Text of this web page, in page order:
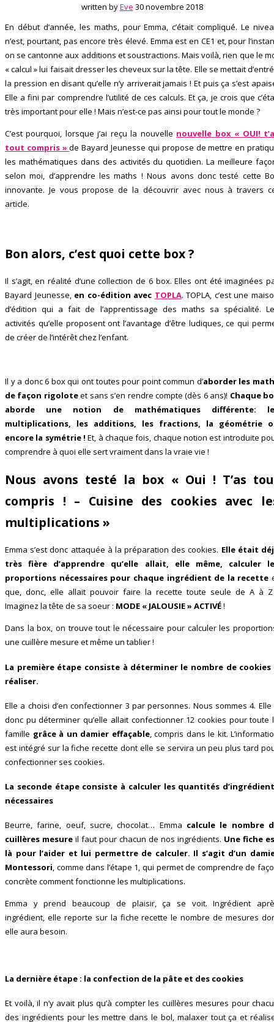
written byEve 30 novembre 2018
En début d’année, les maths, pour Emma, c’était compliqué. Le
n’est, pourtant, pas encore très élevé. Emma est en CE1 et, pour
on se cantonne aux additions et soustractions. Mais voilà, rien que le
« calcul » lui faisait dresser les cheveux sur la tête. Elle se mettait
la pression en disant qu’elle n’y arriverait jamais ! Et puis ça s’est
Elle a fini par comprendre l’utilité de ces calculs. Et ça, je crois que
très important pour elle ! Mais n’est-ce pas ainsi pour tout le monde ?
C’est pourquoi, lorsque j’ai reçu la nouvelle nouvelle box « OUI!
tout compris »de Bayard Jeunesse qui propose de mettre en
les mathématiques dans des activités du quotidien. La meilleure
selon moi, d’apprendre les maths ! Nous avons donc testé cette
innovante. Je vous propose de la découvrir avec nous à travers
article.
Bon alors, c’est quoi cette box ?
Il s’agit, en réalité d’une collection de 6 box. Elles ont été imaginées
Bayard Jeunesse, en co-édition avec TOPLA. TOPLA, c’est une
d’édition qui a fait de l’apprentissage des maths sa spécialité.
activités qu’elle proposent ont l’avantage d’être ludiques, ce qui
de créer de l’intérêt chez l’enfant.
Il y a donc 6 box qui ont toutes pour point commun d’aborder les
de façon rigoloteet sans s’en rendre compte (dès 6 ans)! Chaque
aborde une notion de mathématiques différente:
multiplications, les additions, les fractions, la géométrie
encore la symétrie ! Et, à chaque fois, chaque notion est introduite
comprendre à quoi elle sert vraiment dans la vraie vie !
Nous avons testé la box « Oui ! T’as
compris ! – Cuisine des cookies avec
multiplications »
Emma s’est donc attaquée à la préparation des cookies. Elle était
très fière d’apprendre qu’elle allait, elle même, calculer
proportions nécessaires pour chaque ingrédient de la recette
que, donc, elle allait pouvoir faire la recette toute seule de A à
Imaginez la tête de sa soeur : MODE « JALOUSIE » ACTIVÉ!
Dans la box, on trouve tout le nécessaire pour calculer les
une cuillère mesure et même un tablier !
La première étape consiste à déterminer le nombre de cookies
réaliser.
Elle a choisi d’en confectionner 3 par personnes. Nous sommes 4. Elle
donc pu déterminer qu’elle allait confectionner 12 cookies pour toute
famille grâce à un damier effaçable, compris dans le kit.
est intégré sur la fiche recette dont elle se servira un peu plus tard
confectionner ses cookies.
La seconde étape consiste à calculer les quantités
nécessaires
Beurre, farine, oeuf, sucre, chocolat… Emma calcule le nombre
cuillères mesure il faut pour chacun de nos ingrédients. Une fiche
là pour l’aider et lui permettre de calculer. Il s’agit d’un
Montessori, comme dans l’étape 1, qui permet de comprendre de
concrète comment fonctionne les multiplications.
Emma y prend beaucoup de plaisir, ça se voit. Ingrédient
ingrédient, elle reporte sur la fiche recette le nombre de mesures
elle aura besoin.
La dernière étape : la confection de la pâte et des cookies
Et voilà, il n’y avait plus qu’à compter les cuillères mesures pour
des ingrédients pour les mettre dans le bol, malaxer tout ça et